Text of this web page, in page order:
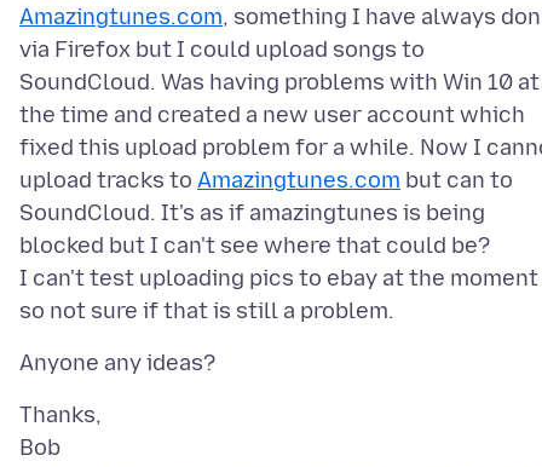
Amazingtunes.com, something I have always
via Firefox but I could upload songs to
SoundCloud. Was having problems with Win 10 at
the time and created a new user account which
fixed this upload problem for a while. Now I
upload tracks to Amazingtunes.com but can to
SoundCloud. It's as if amazingtunes is being
blocked but I can't see where that could be?
I can't test uploading pics to ebay at the moment
Thanks,
Bob